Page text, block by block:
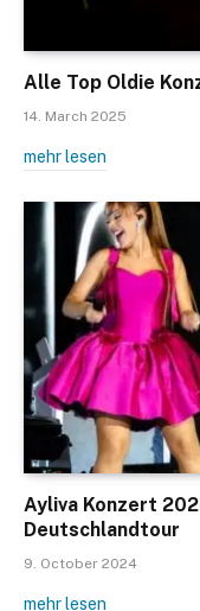
Alle Top Oldie
14. March 2025
mehr lesen
Ayliva Konzert
Deutschlandtour
9. October 2024
mehr lesen